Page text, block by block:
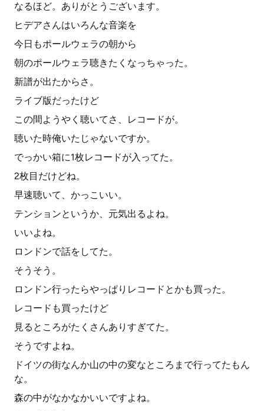
なるほど。ありがとうございます。
ヒデアさんはいろんな音楽を
今日もポールウェラの朝から
朝のポールウェラ聴きたくなっちゃった。
新譜が出たからさ。
ライブ版だったけど
この間ようやく聴いてさ、レコードが。
聴いた時俺いたじゃないですか。
でっかい箱に1枚レコードが入ってた。
2枚目だけどね。
早速聴いて、かっこいい。
テンションというか、元気出るよね。
いいよね。
ロンドンで話をしてた。
そうそう。
ロンドン行ったらやっぱりレコードとかも買った。
レコードも買ったけど
見るところがたくさんありすぎてた。
そうですよね。
ドイツの街なんか山の中の変なところまで行ってたもん
な。
森の中がなかなかいいですよね。